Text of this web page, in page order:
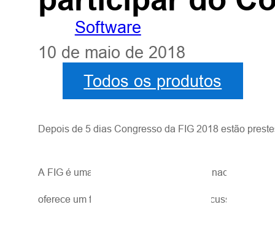
Software
Todos os produtos
10 de maio de 2018
Depois de 5 dias Congresso da FIG 2018estão
A FIG é uma federação de associações nacionais e
oferece um fórum internacional para discussão e